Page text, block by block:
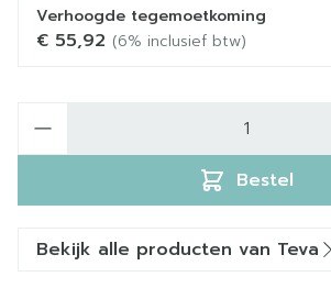
Verhoogde tegemoetkoming
€ 55,92 (6% inclusief btw)
Bestel
Bekijk alle producten van Teva